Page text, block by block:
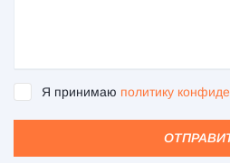
Я принимаю политику